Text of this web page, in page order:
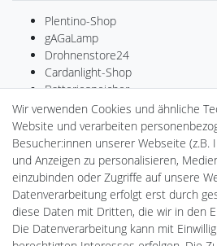
Plentino-Shop
gAGaLamp
Drohnenstore24
Cardanlight-Shop
Batteriespeicher
PlentiSolar
Gebrauchtlicht
Ledkauf
DEYESOLAR
Lightech Connect
CardanLight Europe
FORTIMO LEDs
LED-RETROSHOP
Wir verwenden Cookies und ähnliche
Website und verarbeiten
Besucher:innen unserer Webseite (z.B.
und Anzeigen zu personalisieren,
einzubinden oder Zugriffe auf unsere
Datenverarbeitung erfolgt erst durch
diese Daten mit Dritten, die wir in den
Die Datenverarbeitung kann mit